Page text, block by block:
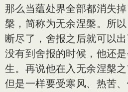
那么当蕴处界全部都消失
槃，简称为无余涅槃。所
断尽了，舍报之后就可以
没有到舍报的时候，他还
生。再说他在入无余涅槃
但是一样要受寒风、热苦